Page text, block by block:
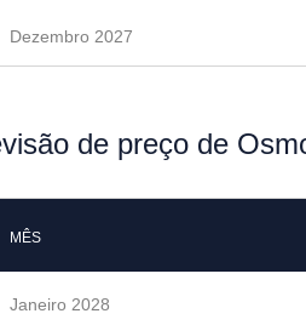
Dezembro 2027
de preço de
MÊS
Janeiro 2028